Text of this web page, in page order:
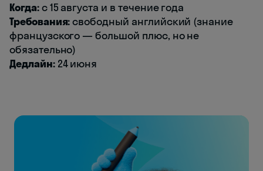
Когда:с 15 августа и в течение года
Требования:свободный английский (знание
французского — большой плюс, но не
обязательно)
Дедлайн:24 июня